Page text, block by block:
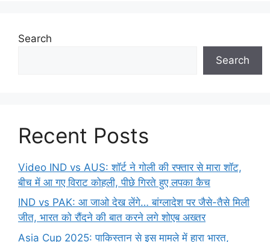
Search
Search
Recent Posts
Video IND vs AUS: शॉर्ट ने गोली की रफ्तार से मारा शॉट,
बीच में आ गए विराट कोहली, पीछे गिरते हुए लपका कैच
IND vs PAK: आ जाओ देख लेंगे… बांग्लादेश पर जैसे-तैसे मिली
जीत, भारत को रौंदने की बात करने लगे शोएब अख्तर
Asia Cup 2025: पाकिस्तान से इस मामले में हारा भारत,